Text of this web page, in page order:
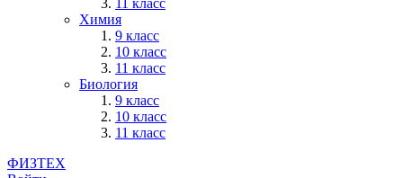
11 класс
Химия
9 класс
10 класс
11 класс
Биология
9 класс
10 класс
11 класс
ФИЗТЕХ